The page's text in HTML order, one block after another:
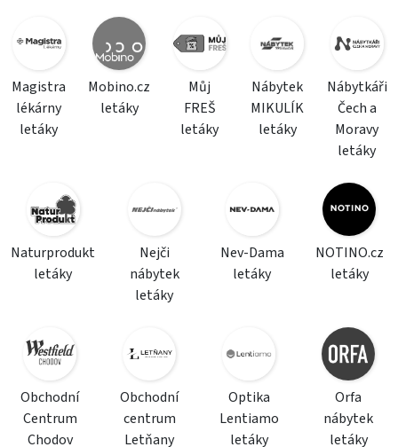
Magistra
lékárny
letáky
Mobino.cz
letáky
Můj
FREŠ
letáky
Nábytek
MIKULÍK
letáky
Nábytkáři
Čech a
Moravy
letáky
Naturprodukt
letáky
Nejči
nábytek
letáky
Nev-Dama
letáky
NOTINO.cz
letáky
Obchodní
Centrum
Chodov
Obchodní
centrum
Letňany
Optika
Lentiamo
letáky
Orfa
nábytek
letáky